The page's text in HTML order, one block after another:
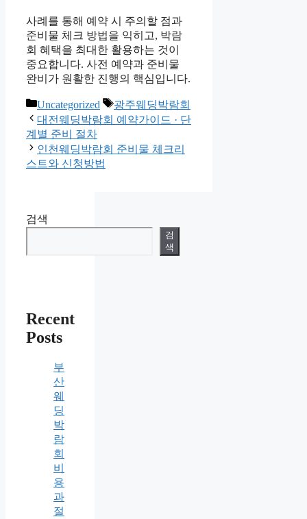
사례를 통해 예약 시 주의할 점과
준비물 체크 방법을 익히고, 박람
회 혜택을 최대한 활용하는 것이
중요합니다. 사전 예약과 준비물
완비가 원활한 진행의 핵심입니다.
카
테
고
리
Uncategorized
태
그
광주웨딩박람회
대전웨딩박람회 예약가이드 · 단
계별 준비 절차
인천웨딩박람회 준비물 체크리
스트와 신청방법
검색
검
색
Recent
Posts
부
산
웨
딩
박
람
회
비
용
과
절